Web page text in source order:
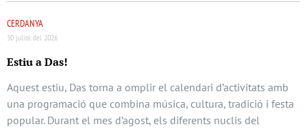
CERDANYA
30 juliol del 2026
Estiu a Das!
Aquest estiu, Das torna a omplir el calendari d’activitats amb
una programació que combina música, cultura, tradició i festa
popular. Durant el mes d’agost, els diferents nuclis del